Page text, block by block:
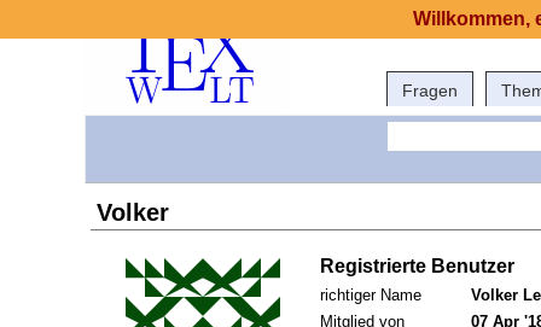
Fragen
Volker
Registrierte Benutzer
richtiger Name
Volker
Mitglied von
07 Apr
Willkommen,